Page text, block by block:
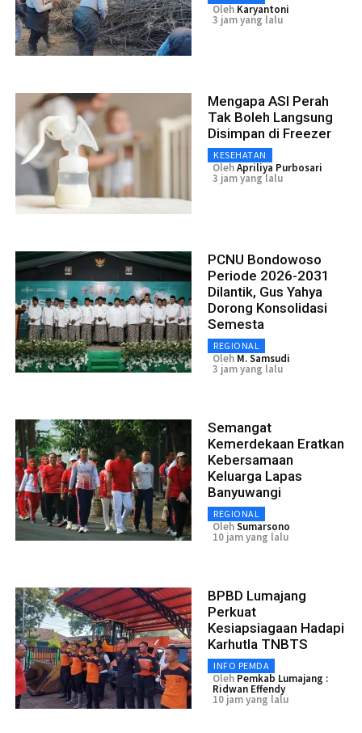
Oleh Karyantoni
3 jam yang lalu
Mengapa ASI Perah
Tak Boleh Langsung
Disimpan di Freezer
KESEHATAN
OlehApriliya Purbosari
3 jam yang lalu
PCNU Bondowoso
Periode 2026-2031
Dilantik, Gus Yahya
Dorong Konsolidasi
Semesta
REGIONAL
Oleh M. Samsudi
3 jam yang lalu
Semangat
Kemerdekaan Eratkan
Kebersamaan
Keluarga Lapas
Banyuwangi
REGIONAL
OlehSumarsono
10 jam yang lalu
BPBD Lumajang
Perkuat
Kesiapsiagaan Hadapi
Karhutla TNBTS
INFO PEMDA
Oleh Pemkab Lumajang :
Ridwan Effendy
10 jam yang lalu